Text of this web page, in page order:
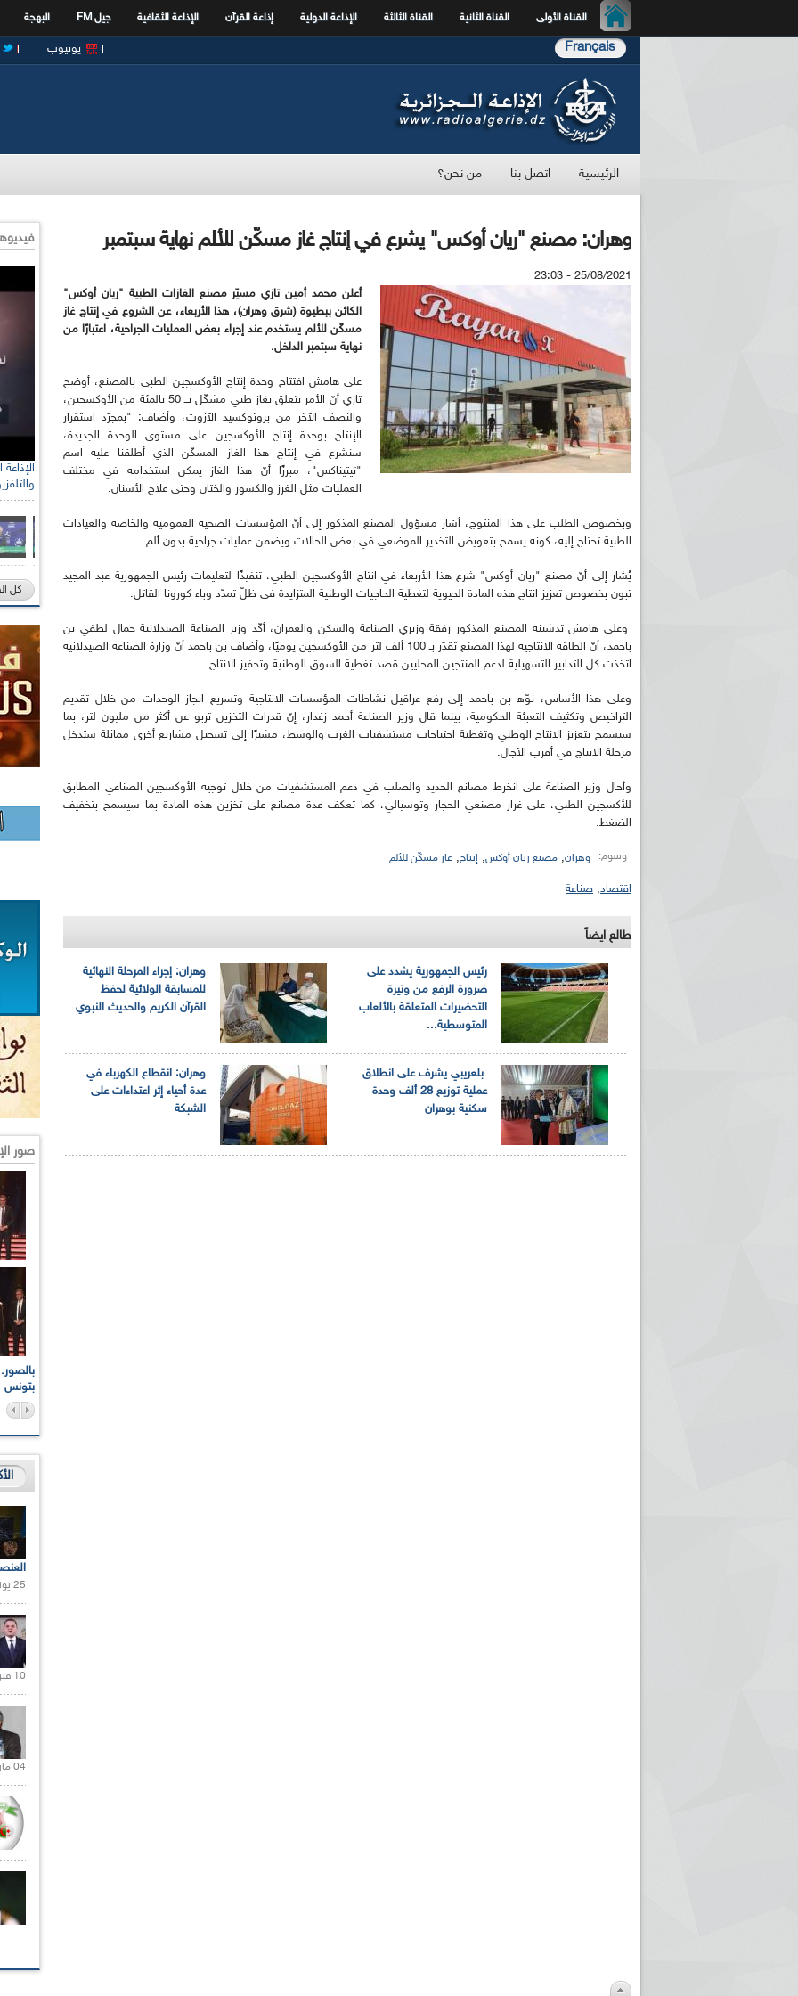
القناة الأولى القناة الثانية القناة الثالثة الإذاعة الدولية إذاعة القرآن الإذاعة الثقافية جيل FM البهجة
Français يوتيوب
الرئيسية اتصل بنا من نحن؟
وهران: مصنع "ريان أوكس" يشرع في إنتاج غاز مسكّن للألم نهاية سبتمبر
25/08/2021 - 23:03
أعلن محمد أمين تازي مسيّر مصنع الغازات الطبية "ريان أوكس"
الكائن ببطيوة (شرق وهران)، هذا الأربعاء، عن الشروع في إنتاج غاز
مسكّن للألم يستخدم عند إجراء بعض العمليات الجراحية، اعتبارًا من
نهاية سبتمبر الداخل.
على هامش افتتاح وحدة إنتاج الأوكسجين الطبي بالمصنع، أوضح
تازي أنّ الأمر يتعلق بغاز طبي مشكّل بــ 50 بالمئة من الأوكسجين،
والنصف الآخر من بروتوكسيد الآزوت، وأضاف: "بمجرّد استقرار
الإنتاج بوحدة إنتاج الأوكسجين على مستوى الوحدة الجديدة،
سنشرع في إنتاج هذا الغاز المسكّن الذي أطلقنا عليه اسم
"تيتيناكس"، مبرزًا أنّ هذا الغاز يمكن استخدامه في مختلف
العمليات مثل الغرز والكسور والختان وحتى علاج الأسنان.
وبخصوص الطلب على هذا المنتوج، أشار مسؤول المصنع المذكور إلى أنّ المؤسسات الصحية العمومية والخاصة والعيادات
الطبية تحتاج إليه، كونه يسمح بتعويض التخدير الموضعي في بعض الحالات ويضمن عمليات جراحية بدون ألم.
يُشار إلى أنّ مصنع "ريان أوكس" شرع هذا الأربعاء في انتاج الأوكسجين الطبي، تنفيذًا لتعليمات رئيس الجمهورية عبد المجيد
تبون بخصوص تعزيز انتاج هذه المادة الحيوية لتغطية الحاجيات الوطنية المتزايدة في ظلّ تمدّد وباء كورونا القاتل.
وعلى هامش تدشينه المصنع المذكور رفقة وزيري الصناعة والسكن والعمران، أكّد وزير الصناعة الصيدلانية جمال لطفي بن
باحمد، أنّ الطاقة الانتاجية لهذا المصنع تقدّر بـ 100 ألف لتر من الأوكسجين يوميًا، وأضاف بن باحمد أنّ وزارة الصناعة الصيدلانية
اتخذت كل التدابير التسهيلية لدعم المنتجين المحليين قصد تغطية السوق الوطنية وتحفيز الانتاج.
وعلى هذا الأساس، نوّه بن باحمد إلى رفع عراقيل نشاطات المؤسسات الانتاجية وتسريع انجاز الوحدات من خلال تقديم
التراخيص وتكثيف التعبئة الحكومية، بينما قال وزير الصناعة أحمد زغدار، إنّ قدرات التخزين تربو عن أكثر من مليون لتر، بما
سيسمح بتعزيز الانتاج الوطني وتغطية احتياجات مستشفيات الغرب والوسط، مشيرًا إلى تسجيل مشاريع أخرى مماثلة ستدخل
مرحلة الانتاج في أقرب الآجال.
وأحال وزير الصناعة على انخرط مصانع الحديد والصلب في دعم المستشفيات من خلال توجيه الأوكسجين الصناعي المطابق
للأكسجين الطبي، على غرار مصنعي الحجار وتوسيالي، كما تعكف عدة مصانع على تخزين هذه المادة بما سيسمح بتخفيف
الضغط.
وسوم: وهران, مصنع ريان أوكس, إنتاج, غاز مسكّن للألم
اقتصاد, صناعة
طالع ايضاً
وهران: إجراء المرحلة النهائية
للمسابقة الولائية لحفظ
القرآن الكريم والحديث النبوي
رئيس الجمهورية يشدد على
ضرورة الرفع من وتيرة
التحضيرات المتعلقة بالألعاب
المتوسطية...
وهران: انقطاع الكهرباء في
عدة أحياء إثر اعتداءات على
الشبكة
بلعريبي يشرف على انطلاق
عملية توزيع 28 ألف وحدة
سكنية بوهران
كل
صور
بتونس
25 يونيو 2021 |
10 فبراير 2021 |
04 مارس 2020 |